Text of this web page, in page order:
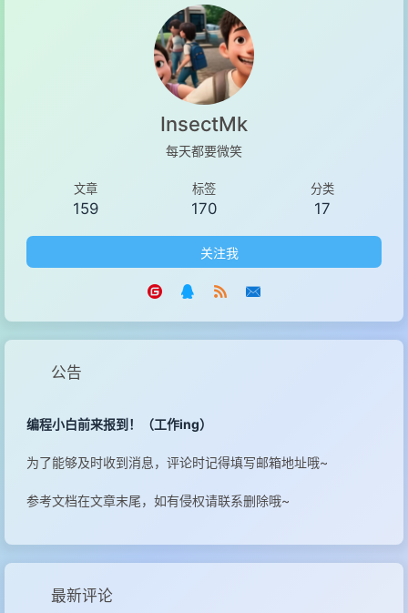
InsectMk
每天都要微笑
文章
159
标签
170
分类
17
关注我
公告
编程小白前来报到！（工作ing）
为了能够及时收到消息，评论时记得填写邮箱地址哦~
参考文档在文章末尾，如有侵权请联系删除哦~
最新评论